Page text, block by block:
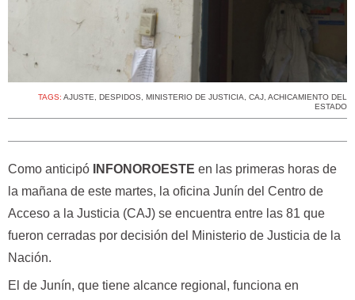
TAGS: AJUSTE, DESPIDOS, MINISTERIO DE JUSTICIA, CAJ, ACHICAMIENTO DEL
ESTADO
Como anticipó INFONOROESTE en las primeras horas de
la mañana de este martes, la oficina Junín del Centro de
Acceso a la Justicia (CAJ) se encuentra entre las 81 que
fueron cerradas por decisión del Ministerio de Justicia de la
Nación.
El de Junín, que tiene alcance regional, funciona en